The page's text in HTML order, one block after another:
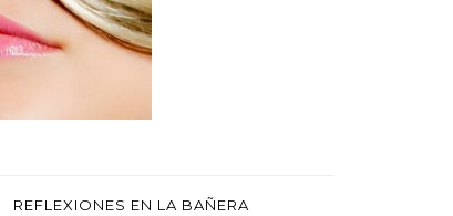
REFLEXIONES EN LA BAÑERA